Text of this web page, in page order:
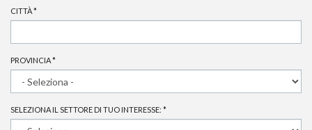
CITTÀ*
PROVINCIA*
SELEZIONA IL SETTORE DI TUO INTERESSE: *